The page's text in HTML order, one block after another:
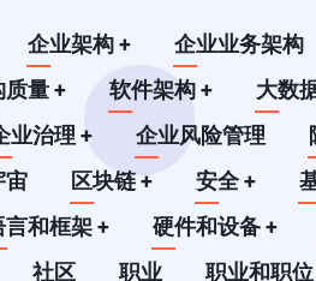
企业架构+ 企业业务架构
质量+ 软件架构+ 大数
业治理+ 企业风险管理
宙 区块链+ 安全+
言和框架+ 硬件和设备+
社区 职业 职业和职